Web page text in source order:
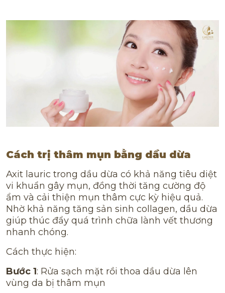
Cách trị thâm mụn bằng dầu dừa
Axit lauric trong dầu dừa có khả năng tiêu diệt
vi khuẩn gây mụn, đồng thời tăng cường độ
ẩm và cải thiện mụn thâm cực kỳ hiệu quả.
Nhờ khả năng tăng sản sinh collagen, dầu dừa
giúp thúc đẩy quá trình chữa lành vết thương
nhanh chóng.
Cách thực hiện:
Bước 1: Rửa sạch mặt rồi thoa dầu dừa lên
vùng da bị thâm mụn